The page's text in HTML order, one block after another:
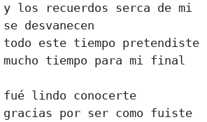
y los recuerdos serca de mi
se desvanecen
todo este tiempo pretendiste
mucho tiempo para mi final
fué lindo conocerte
gracias por ser como fuiste